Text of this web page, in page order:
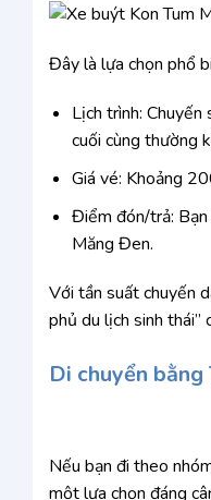
Đây là lựa chọn phổ
Lịch trình:
cuối cùng thường
Giá vé: Khoảng
Điểm đón/trả:
Măng Đen.
Với tần suất chuyến
phủ du lịch sinh thái”
Di chuyển bằng
Nếu bạn đi theo
một lựa chọn đáng